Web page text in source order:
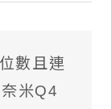
數且連
米Q4